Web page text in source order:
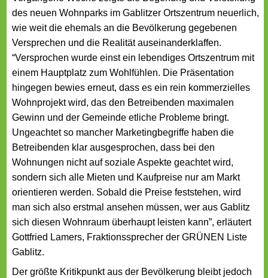
des neuen Wohnparks im Gablitzer Ortszentrum neuerlich,
wie weit die ehemals an die Bevölkerung gegebenen
Versprechen und die Realität auseinanderklaffen.
“Versprochen wurde einst ein lebendiges Ortszentrum mit
einem Hauptplatz zum Wohlfühlen. Die Präsentation
hingegen bewies erneut, dass es ein rein kommerzielles
Wohnprojekt wird, das den Betreibenden maximalen
Gewinn und der Gemeinde etliche Probleme bringt.
Ungeachtet so mancher Marketingbegriffe haben die
Betreibenden klar ausgesprochen, dass bei den
Wohnungen nicht auf soziale Aspekte geachtet wird,
sondern sich alle Mieten und Kaufpreise nur am Markt
orientieren werden. Sobald die Preise feststehen, wird
man sich also erstmal ansehen müssen, wer aus Gablitz
sich diesen Wohnraum überhaupt leisten kann”, erläutert
Gottfried Lamers, Fraktionssprecher der GRÜNEN Liste
Gablitz.
Der größte Kritikpunkt aus der Bevölkerung bleibt jedoch